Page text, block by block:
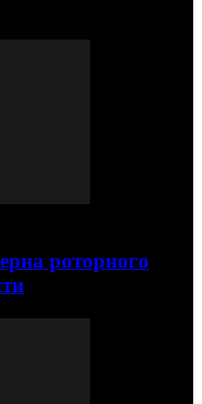
роторного